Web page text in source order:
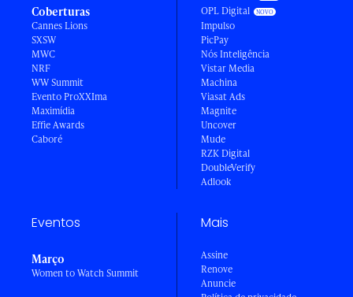
Coberturas
Cannes Lions
SXSW
MWC
NRF
WW Summit
Evento ProXXIma
Maximídia
Effie Awards
Caboré
OPL Digital
Impulso
PicPay
Nós Inteligência
Vistar Media
Machina
Viasat Ads
Magnite
Uncover
Mude
RZK Digital
DoubleVerify
Adlook
Eventos
Março
Women to Watch Summit
Mais
Assine
Renove
Anuncie